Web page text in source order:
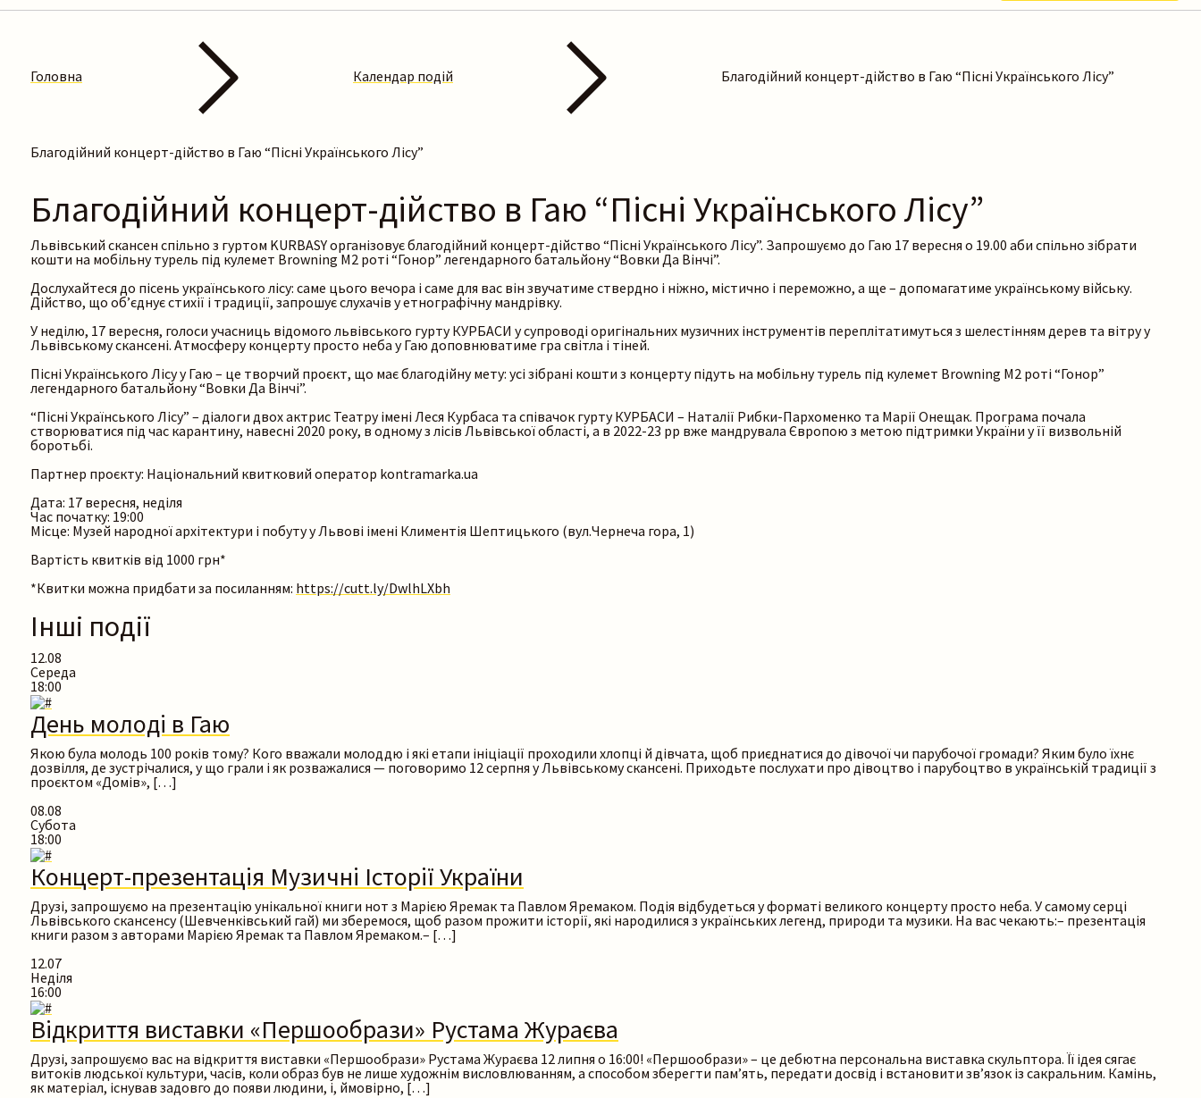
Головна Календар подій Благодійний концерт-дійство в Гаю “Пісні Українського Лісу”
Благодійний концерт-дійство в Гаю “Пісні Українського Лісу”
Благодійний концерт-дійство в Гаю “Пісні Українського Лісу”
Львівський скансен спільно з гуртом KURBASY організовує благодійний концерт-дійство “Пісні Українського Лісу”. Запрошуємо до Гаю 17 вересня о 19.00 аби спільно зібрати
кошти на мобільну турель під кулемет Browning M2 роті “Гонор” легендарного батальйону “Вовки Да Вінчі”.
Дослухайтеся до пісень українського лісу: саме цього вечора і саме для вас він звучатиме ствердно і ніжно, містично і переможно, а ще – допомагатиме українському війську.
Дійство, що об’єднує стихії і традиції, запрошує слухачів у етнографічну мандрівку.
У неділю, 17 вересня, голоси учасниць відомого львівського гурту КУРБАСИ у супроводі оригінальних музичних інструментів переплітатимуться з шелестінням дерев та вітру у
Львівському скансені. Атмосферу концерту просто неба у Гаю доповнюватиме гра світла і тіней.
Пісні Українського Лісу у Гаю – це творчий проєкт, що має благодійну мету: усі зібрані кошти з концерту підуть на мобільну турель під кулемет Browning M2 роті “Гонор”
легендарного батальйону “Вовки Да Вінчі”.
“Пісні Українського Лісу” – діалоги двох актрис Театру імені Леся Курбаса та співачок гурту КУРБАСИ – Наталії Рибки-Пархоменко та Марії Онещак. Програма почала
створюватися під час карантину, навесні 2020 року, в одному з лісів Львівської області, а в 2022-23 рр вже мандрувала Європою з метою підтримки України у її визвольній
боротьбі.
Партнер проєкту: Національний квитковий оператор kontramarka.ua
Дата: 17 вересня, неділя
Час початку: 19:00
Місце: Музей народної архітектури і побуту у Львові імені Климентія Шептицького (вул.Чернеча гора, 1)
Вартість квитків від 1000 грн*
*Квитки можна придбати за посиланням: https://cutt.ly/DwlhLXbh
Інші події
12.08
Середа
18:00
День молоді в Гаю
Якою була молодь 100 років тому? Кого вважали молоддю і які етапи ініціації проходили хлопці й дівчата, щоб приєднатися до дівочої чи парубочої громади? Яким було їхнє
дозвілля, де зустрічалися, у що грали і як розважалися — поговоримо 12 серпня у Львівському скансені. Приходьте послухати про дівоцтво і парубоцтво в українській традиції з
проєктом «Домів», […]
08.08
Субота
18:00
Концерт-презентація Музичні Історії України
Друзі, запрошуємо на презентацію унікальної книги нот з Марією Яремак та Павлом Яремаком. Подія відбудеться у форматі великого концерту просто неба. У самому серці
Львівського скансенсу (Шевченківський гай) ми зберемося, щоб разом прожити історії, які народилися з українських легенд, природи та музики. На вас чекають:– презентація
книги разом з авторами Марією Яремак та Павлом Яремаком.– […]
12.07
Неділя
16:00
Відкриття виставки «Першообрази» Рустама Жураєва
Друзі, запрошуємо вас на відкриття виставки «Першообрази» Рустама Жураєва 12 липня о 16:00! «Першообрази» – це дебютна персональна виставка скульптора. Її ідея сягає
витоків людської культури, часів, коли образ був не лише художнім висловлюванням, а способом зберегти пам’ять, передати досвід і встановити зв’язок із сакральним. Камінь,
як матеріал, існував задовго до появи людини, і, ймовірно, […]